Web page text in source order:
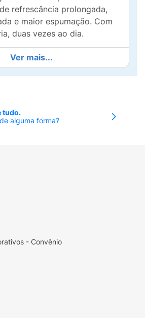
refrescância prolongada,
e maior espumação. Com
duas vezes ao dia.
Ver mais...
tudo.
alguma forma?
- Convênio